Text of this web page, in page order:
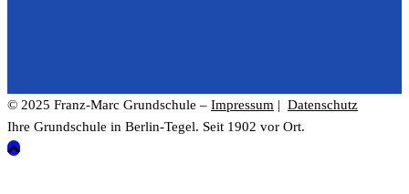
© 2025 Franz-Marc Grundschule – Impressum | Datenschutz
Ihre Grundschule in Berlin-Tegel. Seit 1902 vor Ort.